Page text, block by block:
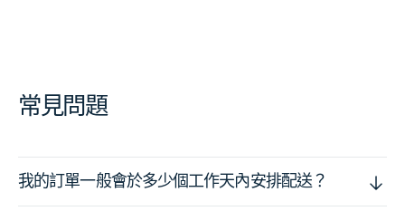
常見問題
我的訂單一般會於多少個工作天內安排配送？